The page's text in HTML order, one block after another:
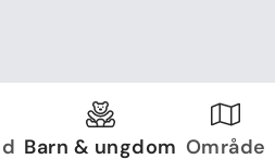
Barn & ungdom Område